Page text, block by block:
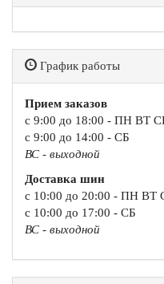
График работы
Прием заказов
с 9:00 до 18:00 - ПН ВТ
с 9:00 до 14:00 - СБ
ВС - выходной
Доставка шин
с 10:00 до 20:00 - ПН ВТ
с 10:00 до 17:00 - СБ
ВС - выходной